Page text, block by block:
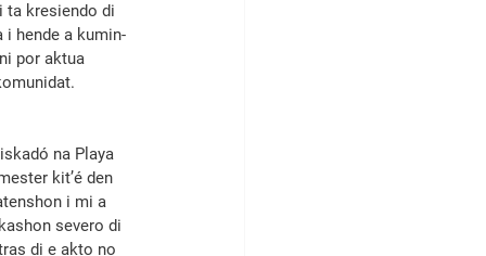
ta kresien­do di
i hende a kumin­
por aktua
na Playa
kit’é den
i mi a
severo di
di e ak­to no